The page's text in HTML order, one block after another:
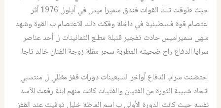
حيث طوقت تلك القوات فندق سميرا ميس في أيلول 1976 أثر
اعتصام قوة فلسطينية في داخلة وفكت ذلك الاعتصام ب القوة وشهد
ملهى سميراميس حادث تفجير قنبلة مطلع الثمانينات ل أحد عناصر
سرايا الدفاع راح ضحيته المطربة سحر مقلة زوجة الفنان خالد تاجا.
احتضنت سرايا الدفاع أواخر السبعينات دورات قفز مظلي ل منتسبي
اتحاد شبيبة الثورة من الفتيان والفتيات كانت منهم ابنة رفعت الأسد
نفسه حيث كانت الدورة الأولى ب اسم الماظة خليل توفيت عند القفز